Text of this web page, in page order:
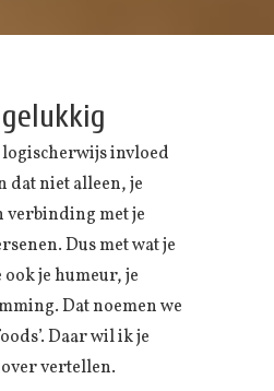
logischerwijs invloed
dat niet alleen, je
verbinding met je
Dus met wat je
je humeur, je
Dat noemen we
Daar wil ik je
vertellen.